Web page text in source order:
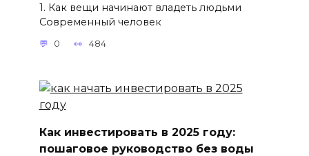
1. Как вещи начинают владеть людьми
Современный человек
0 484
Как инвестировать в 2025 году:
пошаговое руководство без воды